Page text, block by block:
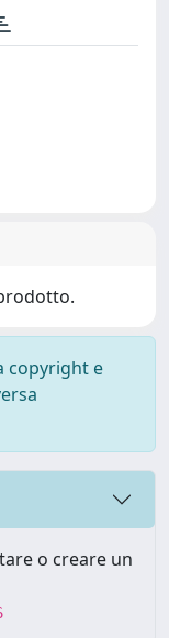
copyright e
o creare un